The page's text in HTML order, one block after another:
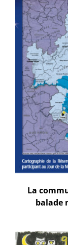
La
balade